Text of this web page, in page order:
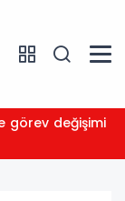
görev değişimi